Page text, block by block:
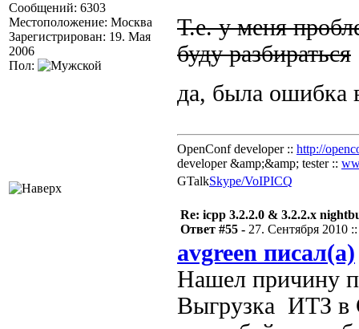
Сообщений: 6303
Местоположение: Москва
Зарегистрирован: 19. Мая
2006
Пол:
Т.е. у меня
буду разбираться
да, была ошибка
OpenConf developer :: http://
developer &amp;&amp; tester ::
GTalkSkype/VoIPICQ
Re: icpp 3.2.2.0 & 3.2.2.x
Ответ #55 - 27. Сентября 2010
avgreen писал(а)
Нашел причину
Выгрузка ИТЗ в